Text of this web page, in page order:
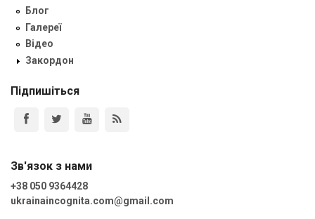
Блог
Галереї
Відео
Закордон
Підпишіться
Зв'язок з нами
+38 050 9364428
ukrainaincognita.com@gmail.com